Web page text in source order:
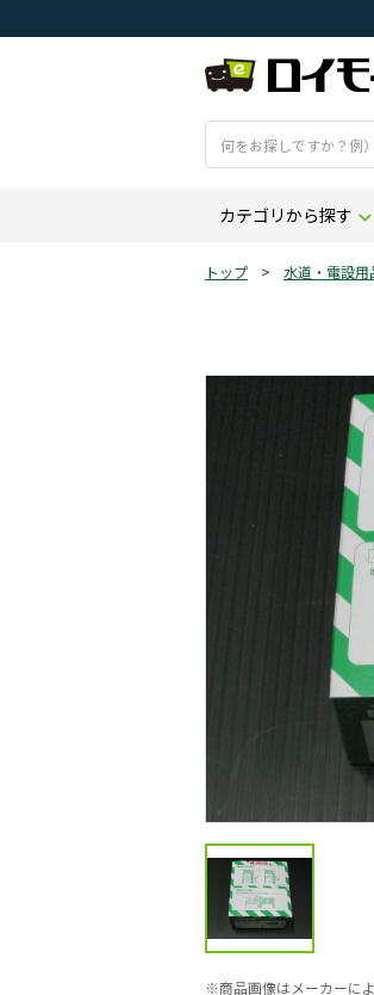
カテゴリから探す
トップ > 水道・電設用
商品画像はメーカーに